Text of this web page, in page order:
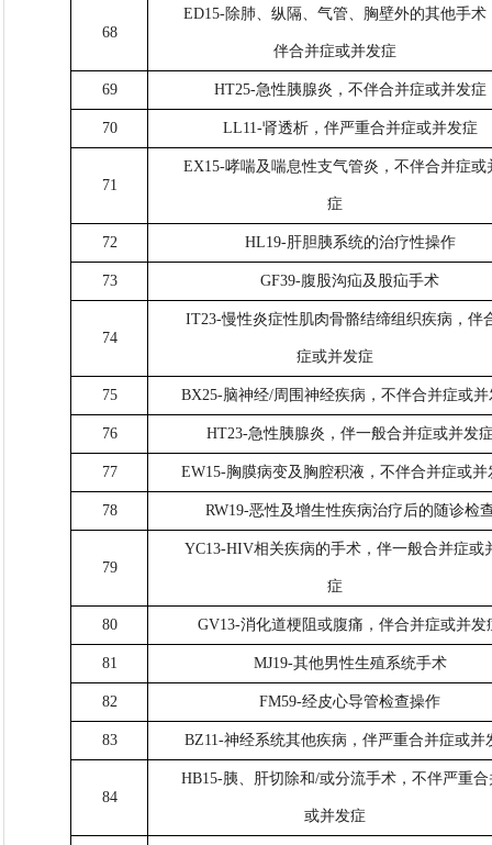
68
ED15-除肺、纵隔、气管、胸壁外的其他手术
伴合并症或并发症
69 HT25-急性胰腺炎，不伴合并症或并发症
70 LL11-肾透析，伴严重合并症或并发症
71
EX15-哮喘及喘息性支气管炎，不伴合并症或
症
72 HL19-肝胆胰系统的治疗性操作
73 GF39-腹股沟疝及股疝手术
74
IT23-慢性炎症性肌肉骨骼结缔组织疾病，伴
症或并发症
75 BX25-脑神经/周围神经疾病，不伴合并症或并
76 HT23-急性胰腺炎，伴一般合并症或并发
77 EW15-胸膜病变及胸腔积液，不伴合并症或并
78 RW19-恶性及增生性疾病治疗后的随诊检
79
YC13-HIV相关疾病的手术，伴一般合并症或
症
80 GV13-消化道梗阻或腹痛，伴合并症或并发
81 MJ19-其他男性生殖系统手术
82 FM59-经皮心导管检查操作
83 BZ11-神经系统其他疾病，伴严重合并症或并
84
HB15-胰、肝切除和/或分流手术，不伴严重合
或并发症